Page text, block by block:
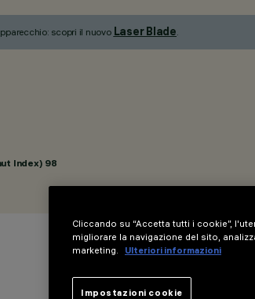
scopri il nuovo Laser Blade.
Index) 98
Cliccando su “Accetta tutti i cookie”,
migliorare la navigazione del sito,
marketing.
Ulteriori informazioni
Impostazioni cookie